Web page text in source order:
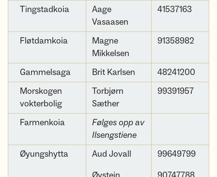
Tingstadkoia
Aage
Vasaasen
41537163
Fløtdamkoia
Magne
Mikkelsen
91358982
Gammelsaga Brit Karlsen
48241200
Morskogen
vokterbolig
Torbjørn
Sæther
99391957
Farmenkoia
Følges opp av
Ilsengstiene
Øyungshytta
Aud Jovall
99649799